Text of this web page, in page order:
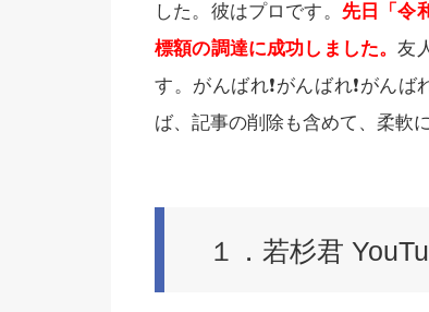
した。彼はプロです。 先日「令
標額の調達に成功しました。友
す。がんばれ❗️がんばれ❗️がんば
ば、記事の削除も含めて、柔軟
１．若杉君